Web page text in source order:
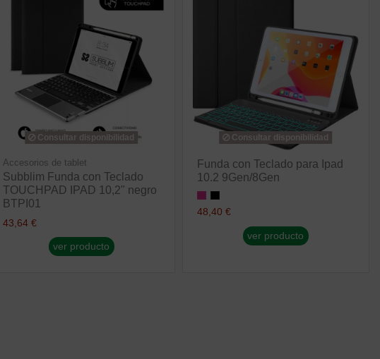
Consultar disponibilidad
Accesorios de tablet
Subblim Funda con Teclado
TOUCHPAD IPAD 10,2" negro
BTPI01
43,64 €
ver producto
Consultar disponibilidad
Funda con Teclado para Ipad
10.2 9Gen/8Gen
48,40 €
ver producto